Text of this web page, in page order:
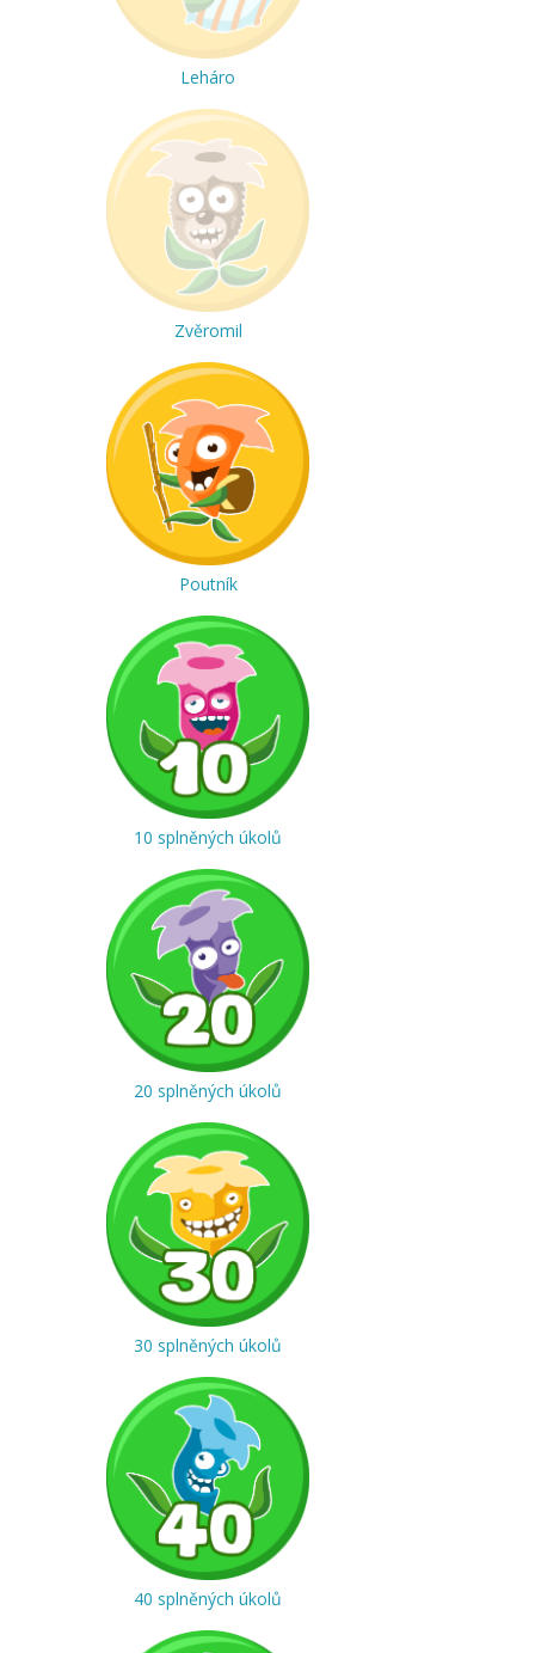
Leháro
Zvěromil
Poutník
10 splněných úkolů
20 splněných úkolů
30 splněných úkolů
40 splněných úkolů